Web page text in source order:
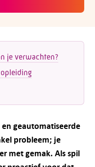
je verwachten?
geautomatiseerde
probleem; je
met gemak. Als spil